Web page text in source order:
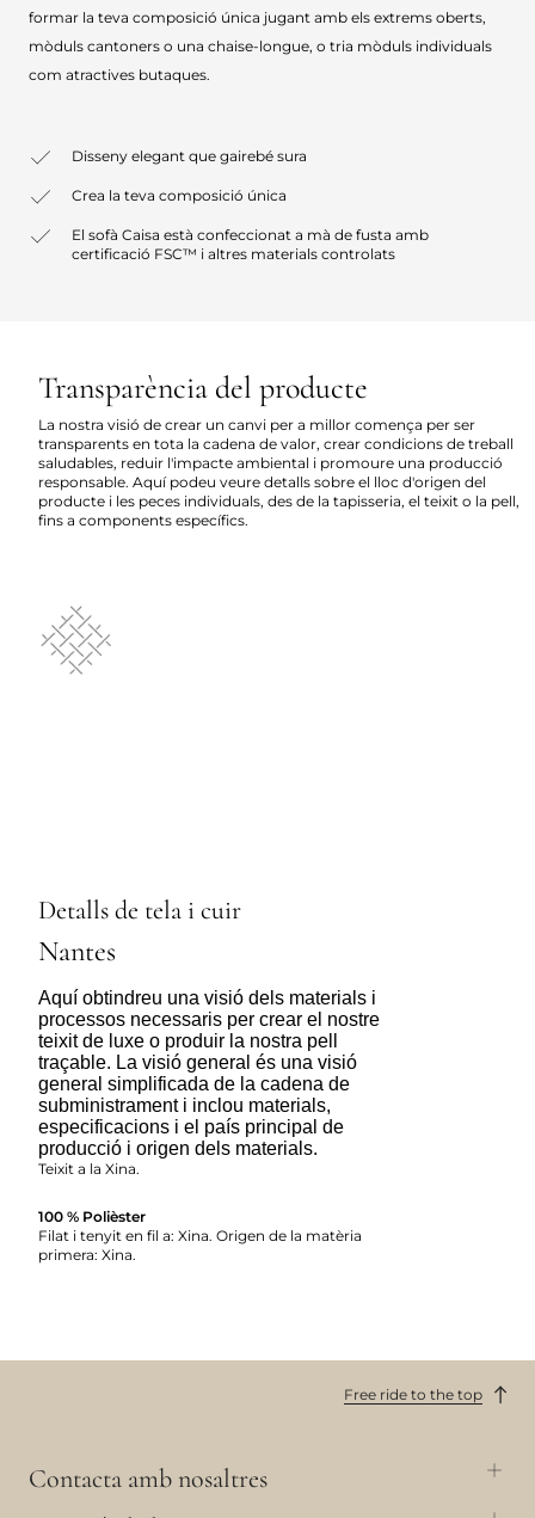
formar la teva composició única jugant amb els extrems oberts,
mòduls cantoners o una chaise-longue, o tria mòduls individuals
com atractives butaques.
Disseny elegant que gairebé sura
Crea la teva composició única
El sofà Caisa està confeccionat a mà de fusta amb
certificació FSC™ i altres materials controlats
Transparència del producte
La nostra visió de crear un canvi per a millor comença per ser
transparents en tota la cadena de valor, crear condicions de treball
saludables, reduir l'impacte ambiental i promoure una producció
responsable. Aquí podeu veure detalls sobre el lloc d'origen del
producte i les peces individuals, des de la tapisseria, el teixit o la pell,
fins a components específics.
Detalls de tela i cuir
Nantes
Aquí obtindreu una visió dels materials i
processos necessaris per crear el nostre
teixit de luxe o produir la nostra pell
traçable. La visió general és una visió
general simplificada de la cadena de
subministrament i inclou materials,
especificacions i el país principal de
producció i origen dels materials.
Teixit a la Xina.
100 % Polièster
Filat i tenyit en fil a: Xina. Origen de la matèria
primera: Xina.
Free ride to the top
Contacta amb nosaltres